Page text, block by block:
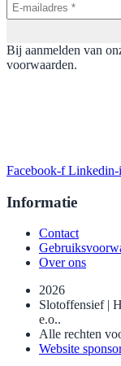
Bij aanmelden van
voorwaarden.
Facebook-f Linkedin-
Informatie
Contact
Over ons
2026
Slotoffensief |
e.o..
Alle rechten
Website